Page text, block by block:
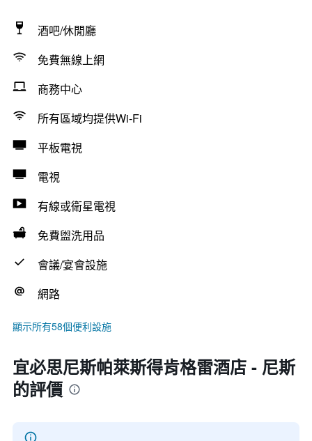
酒吧/休閒廳
免費無線上網
商務中心
所有區域均提供Wi-Fi
平板電視
電視
有線或衛星電視
免費盥洗用品
會議/宴會設施
網路
顯示所有58個便利設施
宜必思尼斯帕萊斯得肯格雷酒店 - 尼斯
的評價